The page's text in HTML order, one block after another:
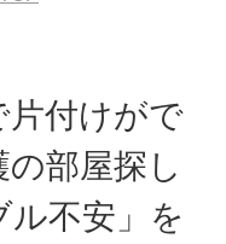
片付けがで
部屋探し
ル不安」を